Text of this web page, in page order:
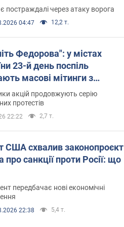
постраждалі через атаку ворога
04:47 12,2 т.
Федорова": у містах
23-й день поспіль
масові мітинги з
Фото і відео
акцій продовжують серію
протестів
22:22 2,7 т.
США схвалив законопроєкт
про санкції проти Росії: що
передбачає нові економічні
22:38 5,4 т.